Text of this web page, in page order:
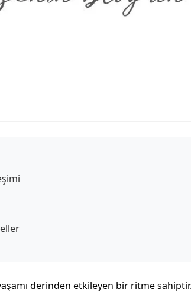
derinden etkileyen bir ritme